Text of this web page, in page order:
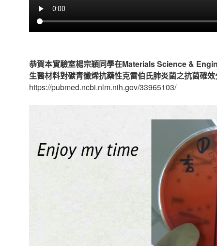
恭賀本實驗室楊宗穎同學在Materials Science &
生醫材料對碳青黴烯抗藥性克雷伯氏肺炎菌之抗菌確效
https://pubmed.ncbi.nlm.nih.gov/33965103/